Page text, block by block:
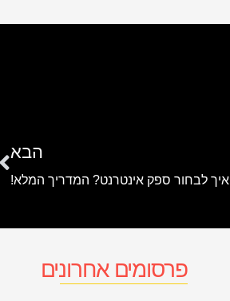
הבא
איך לבחור ספק אינטרנט? המדריך המלא!
פרסומים אחרונים